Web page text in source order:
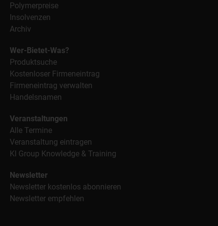
Polymerpreise
Insolvenzen
Archiv
Wer-Bietet-Was?
Produktsuche
Kostenloser Firmeneintrag
Firmeneintrag verwalten
Handelsnamen
Veranstaltungen
Alle Termine
Veranstaltung eintragen
KI Group Knowledge & Training
Newsletter
Newsletter kostenlos abonnieren
Newsletter empfehlen